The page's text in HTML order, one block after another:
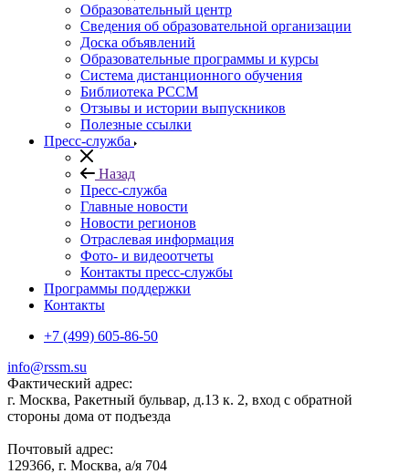
Образовательный центр
Сведения об образовательной организации
Доска объявлений
Образовательные программы и курсы
Система дистанционного обучения
Библиотека РССМ
Отзывы и истории выпускников
Полезные ссылки
Пресс-служба
Назад
Пресс-служба
Главные новости
Новости регионов
Отраслевая информация
Фото- и видеоотчеты
Контакты пресс-службы
Программы поддержки
Контакты
+7 (499) 605-86-50
info@rssm.su
Фактический адрес:
г. Москва, Ракетный бульвар, д.13 к. 2, вход с обратной
стороны дома от подъезда
Почтовый адрес:
129366, г. Москва, а/я 704